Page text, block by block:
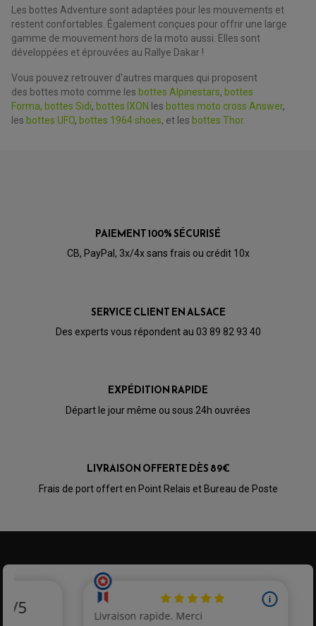
KIT RÉPARATION ROBINET
MEMBRANE / BOISSEAU
RADIATEUR MOTO
POMPE A ESSENCE
PIPE D'ADMISSION
PNEUMATIQUE
CHAMBRE A AIR
ROULEMENT MOTO
TRANSMISSION
AMORTISSEUR DE COUPLE
EMBRAYAGE MOTO
NOS MARQUES
ACCESSOIRE SCOOTER PIAGGIO
ACCESSOIRE SCOOTER SUZUKI
PLASTIQUE QUAD / SSV
PROTÈGE-MAINS
QUAD
ACCESSOIRE ATELIER QUAD
OUTILLAGE QUAD
CÂBLE ACCÉLÉRATEUR
CÂBLE D'EMBRAYAGE
KICK DE DÉMARRAGE
REPOSE PIEDS
POIGNÉE
GUIDON CROSS ET ENDURO
SUSPENSION
JOINT SPY
FOURCHE ET AMORTISSEUR
Les bottes Adventure sont adaptées pour les mouvements et
restent confortables. Également conçues pour offrir une large
gamme de mouvement hors de la moto aussi. Elles sont
développées et éprouvées au Rallye Dakar !
Vous pouvez retrouver d'autres marques qui proposent
des bottes moto comme les bottes Alpinestars, bottes
Forma, bottes Sidi, bottes IXON les bottes moto cross Answer,
les bottes UFO, bottes 1964 shoes, et les bottes Thor.
PAIEMENT 100% SÉCURISÉ
CB, PayPal, 3x/4x sans frais ou crédit 10x
SERVICE CLIENT EN ALSACE
Des experts vous répondent au 03 89 82 93 40
EXPÉDITION RAPIDE
Départ le jour même ou sous 24h ouvrées
LIVRAISON OFFERTE DÈS 89€
Frais de port offert en Point Relais et Bureau de Poste